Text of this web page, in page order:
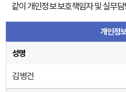
같이 개인정보 보호책임자 및 실무
개인정
성명
김병건